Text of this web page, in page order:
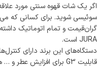
اگر یک شات قهوه سنتی مورد
سوئیسی شوید. برای کسانی که
گران‌قیمت و تمام اتوماتیک داشته
JURA است.
دستگاه‌های این برند دارای